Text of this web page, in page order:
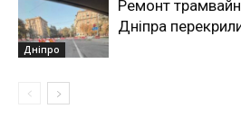
Дніпро
Ремонт
Дніпра